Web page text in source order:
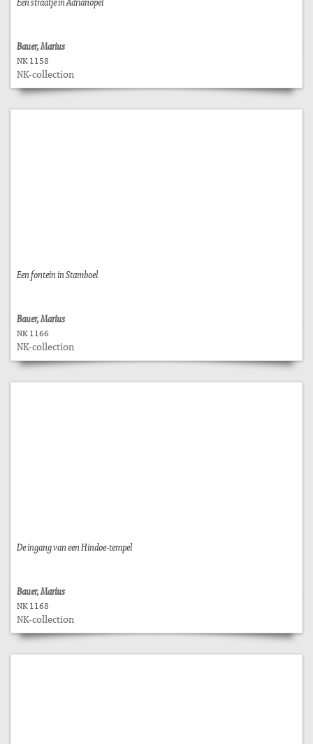
Bauer, Marius
NK 1158
NK-collection
Een fontein in Stamboel
Bauer, Marius
NK 1166
NK-collection
De ingang van een Hindoe-tempel
Bauer, Marius
NK 1168
NK-collection